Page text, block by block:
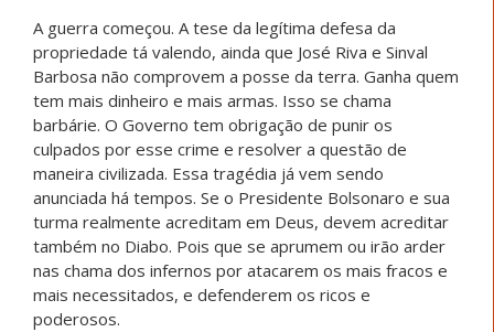
A guerra começou. A tese da legítima defesa da
propriedade tá valendo, ainda que José Riva e Sinval
Barbosa não comprovem a posse da terra. Ganha quem
tem mais dinheiro e mais armas. Isso se chama
barbárie. O Governo tem obrigação de punir os
culpados por esse crime e resolver a questão de
maneira civilizada. Essa tragédia já vem sendo
anunciada há tempos. Se o Presidente Bolsonaro e sua
turma realmente acreditam em Deus, devem acreditar
também no Diabo. Pois que se aprumem ou irão arder
nas chama dos infernos por atacarem os mais fracos e
mais necessitados, e defenderem os ricos e
poderosos.